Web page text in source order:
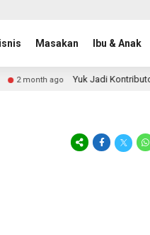
Masakan Ibu & Anak
2 month ago Yuk Jadi Kontributor